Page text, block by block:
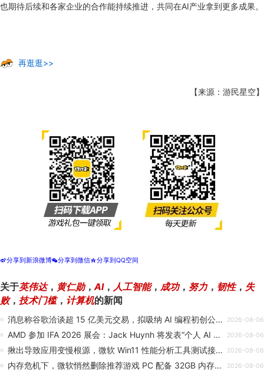
也期待后续和各家企业的合作能持续推进，共同在AI产业拿到更多成果。
再逛逛>>
【来源：游民星空】
t分享到新浪微博w分享到微信z分享到QQ空间
关于英伟达， 黄仁勋，AI， 人工智能， 成功， 努力， 韧性， 失
败， 技术门槛， 计算机的新闻
消息称谷歌洽谈超 15 亿美元交易，拟吸纳 AI 编程初创公司 Mechanize 人才并获取技术授权 2026-08-06
AMD 参加 IFA 2026 展会：Jack Huynh 将发表“个人 AI 时代”主题演讲 2026-08-06
揪出导致应用变慢根源，微软 Win11 性能分析工具测试接入 AI 2026-08-06
内存危机下，微软悄然删除推荐游戏 PC 配备 32GB 内存的指南 2026-08-06